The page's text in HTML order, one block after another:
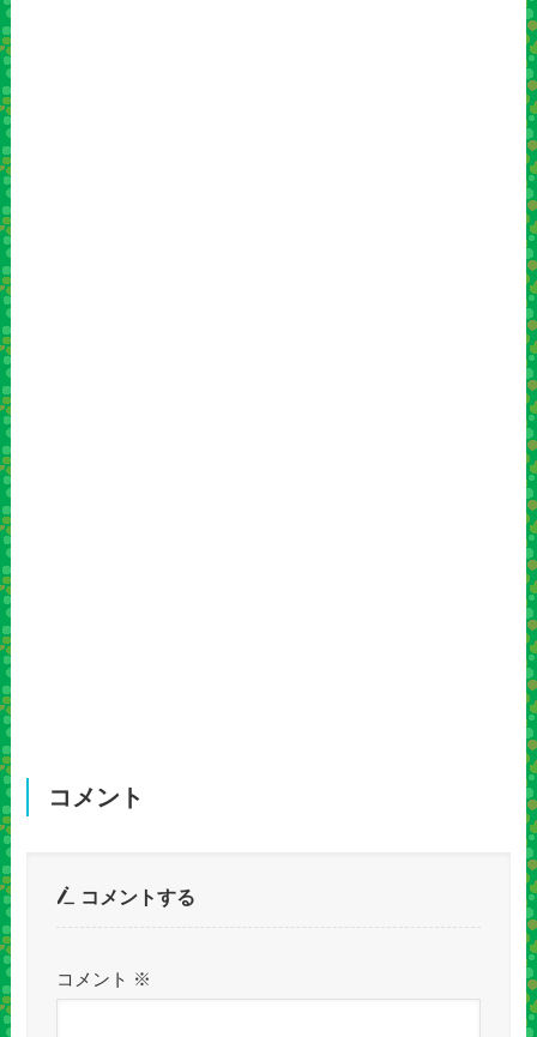
コメント
コメントする
コメント ※